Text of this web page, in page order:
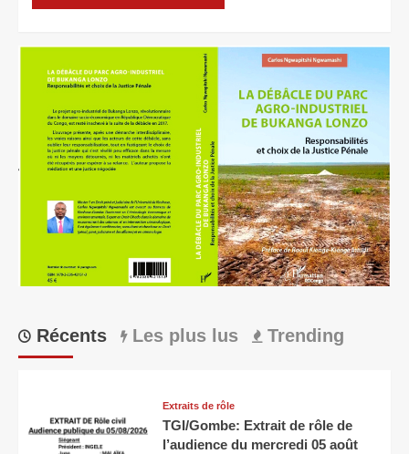
Récents Les plus lus Trending
Extraits de rôle
TGI/Gombe: Extrait de rôle de
l’audience du mercredi 05 août